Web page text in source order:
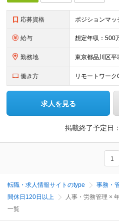
応募資格
給与
勤務地
働き方 リモートワーク
求人を見る
掲載終了予定日：
1
転職・求人情報サイトのtype 事務・
間休日120日以上
人事・労務管理 ×
一覧